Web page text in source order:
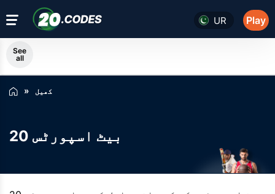
UR Play
See
all
کھیل
20 بیٹ اسپورٹس